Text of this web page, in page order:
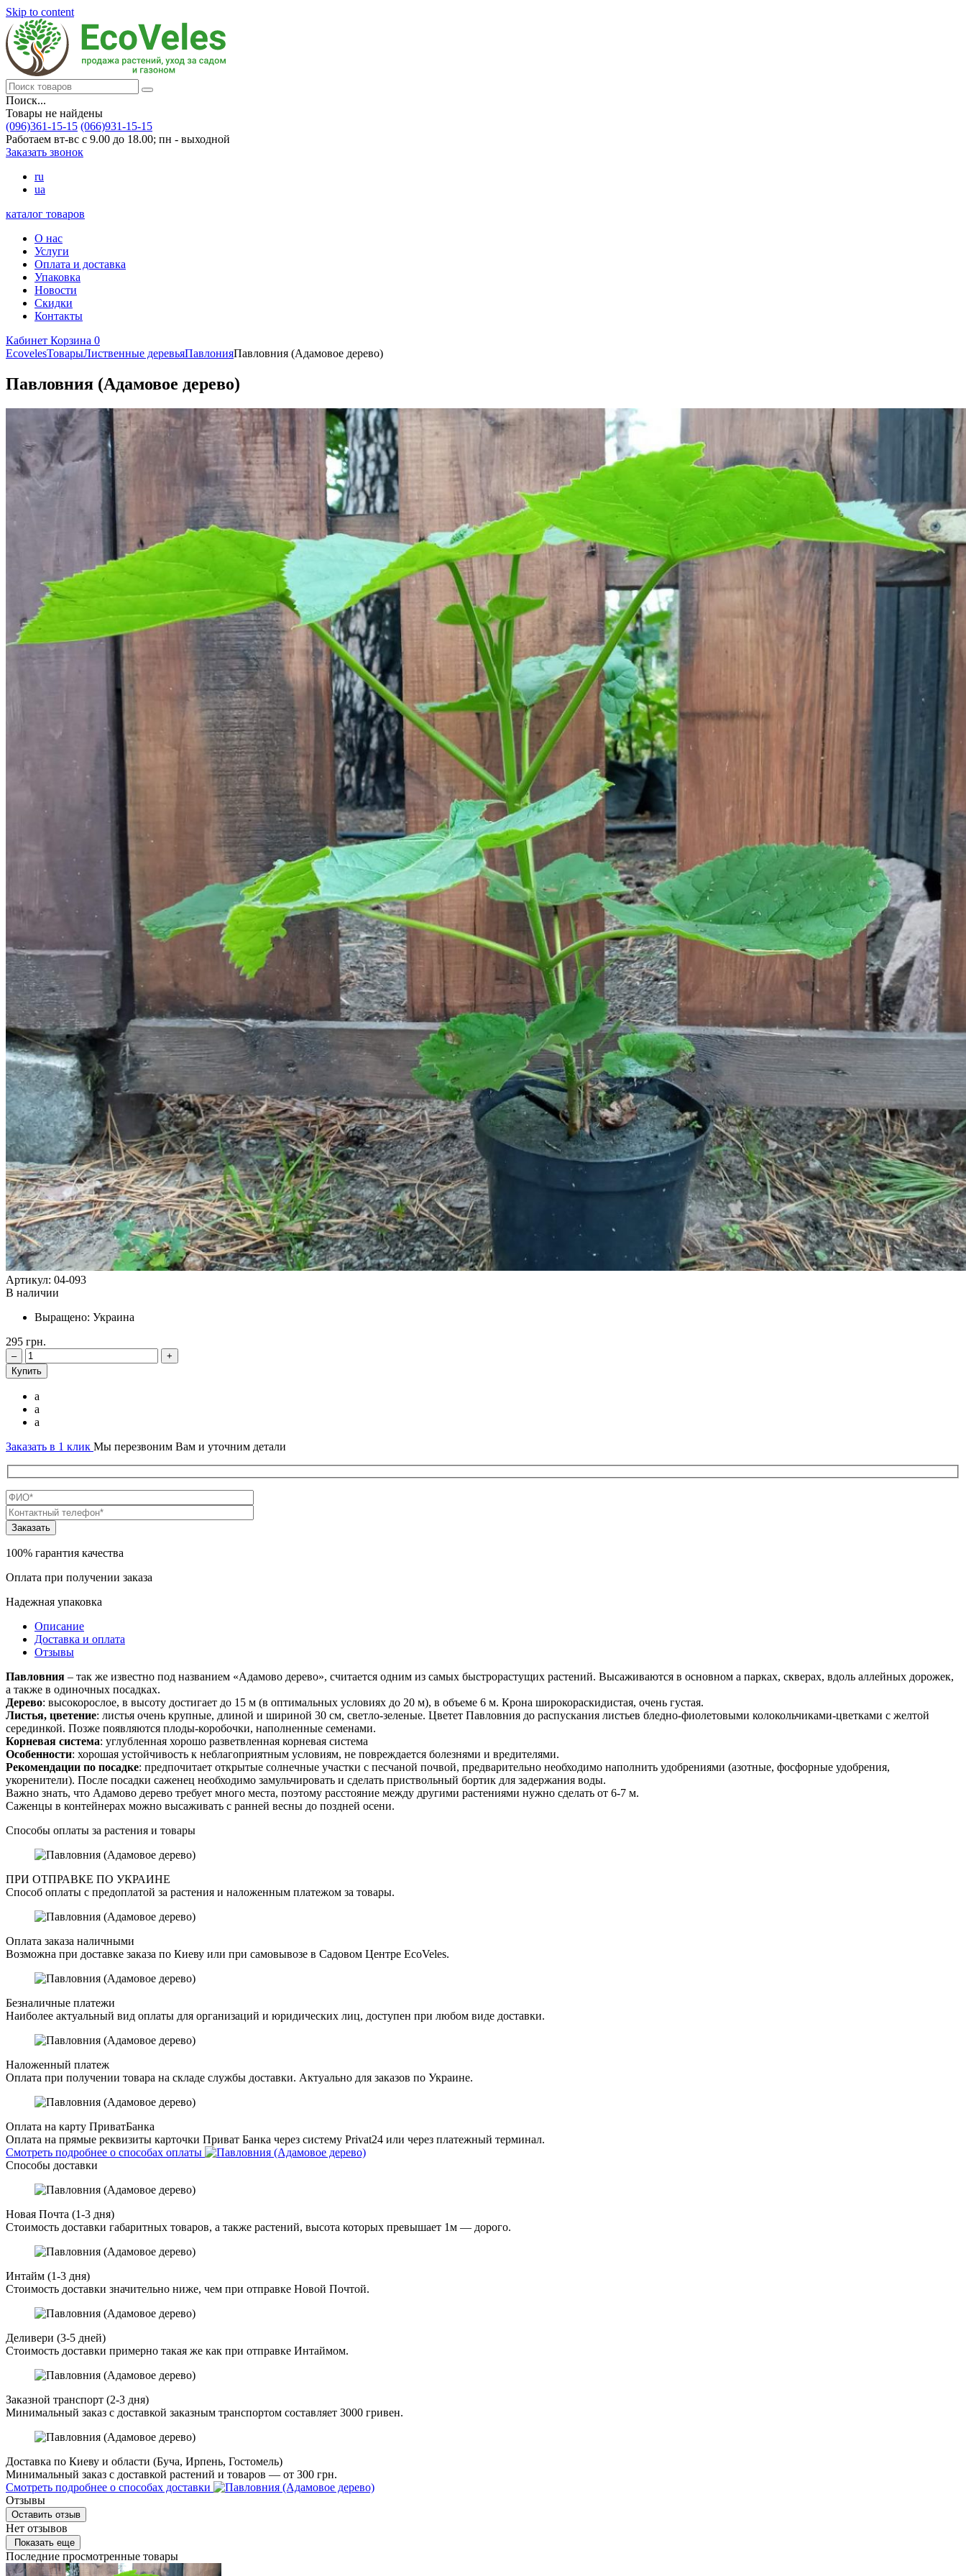
Skip to content
Поиск...
Товары не найдены
(096)361-15-15 (066)931-15-15
Работаем вт-вс с 9.00 до 18.00; пн - выходной
Заказать звонок
ru
ua
каталог товаров
О нас
Услуги
Оплата и доставка
Упаковка
Новости
Скидки
Контакты
Кабинет Корзина 0
EcovelesТоварыЛиственные деревьяПавлонияПавловния (Адамовое дерево)
Павловния (Адамовое дерево)
Артикул: 04-093
В наличии
Выращено: Украина
295 грн.
–
+
Купить
a
a
a
Заказать в 1 клик Мы перезвоним Вам и уточним детали
100% гарантия качества
Оплата при получении заказа
Надежная упаковка
Описание
Доставка и оплата
Отзывы
Павловния – так же известно под названием «Адамово дерево», считается одним из самых быстрорастущих растений. Высаживаются в основном а парках, скверах, вдоль аллейных дорожек,
а также в одиночных посадках.
Дерево: высокорослое, в высоту достигает до 15 м (в оптимальных условиях до 20 м), в объеме 6 м. Крона широкораскидистая, очень густая.
Листья, цветение: листья очень крупные, длиной и шириной 30 см, светло-зеленые. Цветет Павловния до распускания листьев бледно-фиолетовыми колокольчиками-цветками с желтой
серединкой. Позже появляются плоды-коробочки, наполненные семенами.
Корневая система: углубленная хорошо разветвленная корневая система
Особенности: хорошая устойчивость к неблагоприятным условиям, не повреждается болезнями и вредителями.
Рекомендации по посадке: предпочитает открытые солнечные участки с песчаной почвой, предварительно необходимо наполнить удобрениями (азотные, фосфорные удобрения,
укоренители). После посадки саженец необходимо замульчировать и сделать приствольный бортик для задержания воды.
Важно знать, что Адамово дерево требует много места, поэтому расстояние между другими растениями нужно сделать от 6-7 м.
Саженцы в контейнерах можно высаживать с ранней весны до поздней осени.
Способы оплаты за растения и товары
ПРИ ОТПРАВКЕ ПО УКРАИНЕ
Способ оплаты с предоплатой за растения и наложенным платежом за товары.
Оплата заказа наличными
Возможна при доставке заказа по Киеву или при самовывозе в Садовом Центре EcoVeles.
Безналичные платежи
Наиболее актуальный вид оплаты для организаций и юридических лиц, доступен при любом виде доставки.
Наложенный платеж
Оплата при получении товара на складе службы доставки. Актуально для заказов по Украине.
Оплата на карту ПриватБанка
Оплата на прямые реквизиты карточки Приват Банка через систему Privat24 или через платежный терминал.
Смотреть подробнее о способах оплаты
Способы доставки
Новая Почта (1-3 дня)
Стоимость доставки габаритных товаров, а также растений, высота которых превышает 1м — дорого.
Интайм (1-3 дня)
Стоимость доставки значительно ниже, чем при отправке Новой Почтой.
Деливери (3-5 дней)
Стоимость доставки примерно такая же как при отправке Интаймом.
Заказной транспорт (2-3 дня)
Минимальный заказ с доставкой заказным транспортом составляет 3000 гривен.
Доставка по Киеву и области (Буча, Ирпень, Гостомель)
Минимальный заказ с доставкой растений и товаров — от 300 грн.
Смотреть подробнее о способах доставки
Отзывы
Оставить отзыв
Нет отзывов
Показать еще
Последние просмотренные товары